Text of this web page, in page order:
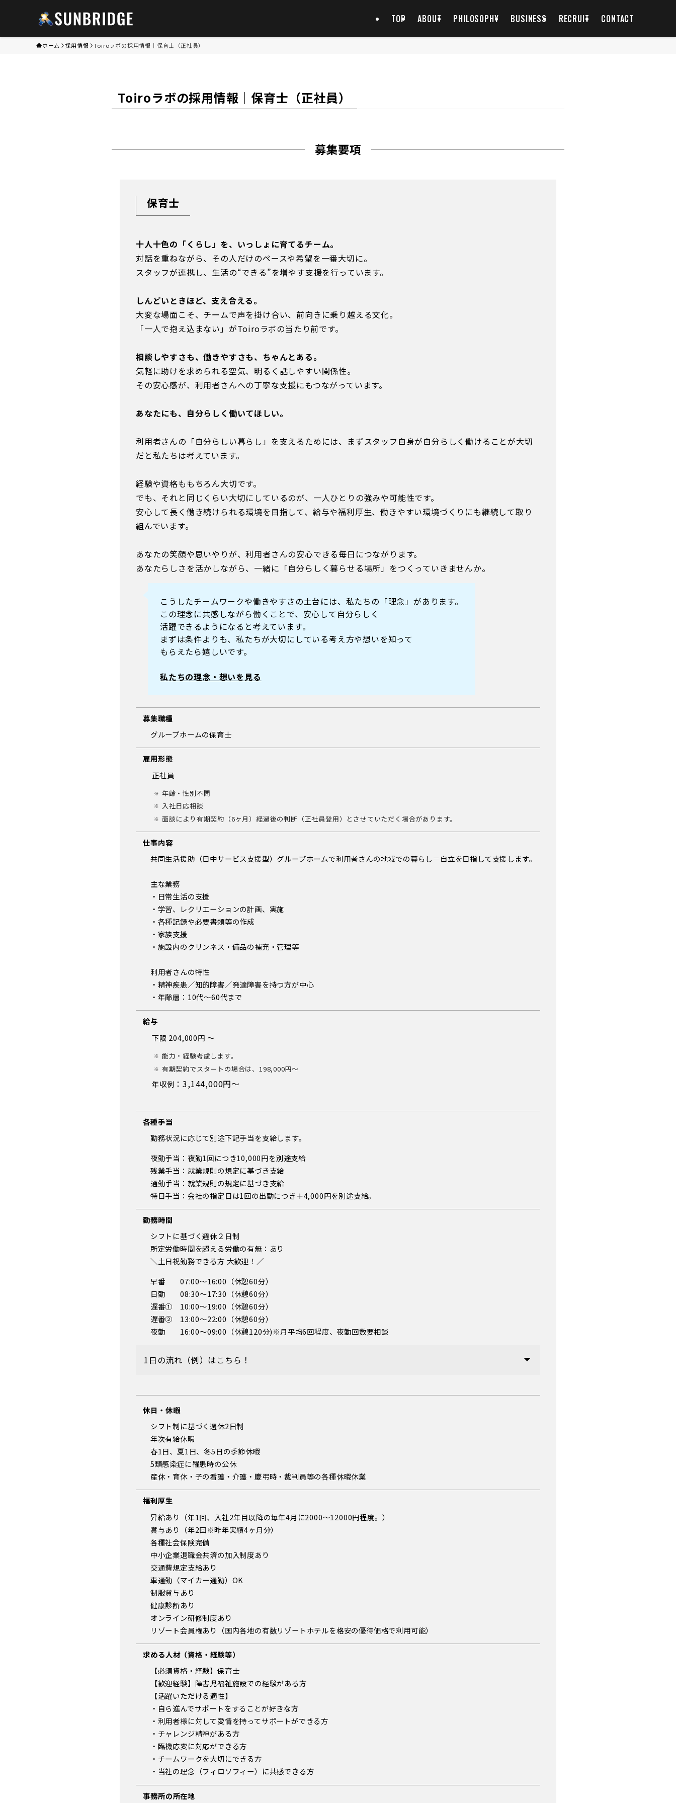
TOP ABOUT PHILOSOPHY BUSINESS RECRUIT CONTACT
ホーム 採用情報 Toiroラボの採用情報｜保育士（正社員）
Toiroラボの採用情報｜保育士（正社員）
募集要項
保育士
十人十色の「くらし」を、いっしょに育てるチーム。
対話を重ねながら、その人だけのペースや希望を一番大切に。
スタッフが連携し、生活の“できる”を増やす支援を行っています。
しんどいときほど、支え合える。
大変な場面こそ、チームで声を掛け合い、前向きに乗り越える文化。
「一人で抱え込まない」がToiroラボの当たり前です。
相談しやすさも、働きやすさも、ちゃんとある。
気軽に助けを求められる空気、明るく話しやすい関係性。
その安心感が、利用者さんへの丁寧な支援にもつながっています。
あなたにも、自分らしく働いてほしい。
利用者さんの「自分らしい暮らし」を支えるためには、まずスタッフ自身が自分らしく働けることが大切
だと私たちは考えています。
経験や資格ももちろん大切です。
でも、それと同じくらい大切にしているのが、一人ひとりの強みや可能性です。
安心して長く働き続けられる環境を目指して、給与や福利厚生、働きやすい環境づくりにも継続して取り
組んでいます。
あなたの笑顔や思いやりが、利用者さんの安心できる毎日につながります。
あなたらしさを活かしながら、一緒に「自分らしく暮らせる場所」をつくっていきませんか。
こうしたチームワークや働きやすさの土台には、私たちの「理念」があります。
この理念に共感しながら働くことで、安心して自分らしく
活躍できるようになると考えています。
まずは条件よりも、私たちが大切にしている考え方や想いを知って
もらえたら嬉しいです。
私たちの理念・想いを見る
募集職種
グループホームの保育士
雇用形態
正社員
年齢・性別不問
入社日応相談
面談により有期契約（6ヶ月）経過後の判断（正社員登用）とさせていただく場合があります。
仕事内容
共同生活援助（日中サービス支援型）グループホームで利用者さんの地域での暮らし＝自立を目指して支援します。
主な業務
・日常生活の支援
・学習、レクリエーションの計画、実施
・各種記録や必要書類等の作成
・家族支援
・施設内のクリンネス・備品の補充・管理等
利用者さんの特性
・精神疾患／知的障害／発達障害を持つ方が中心
・年齢層：10代〜60代まで
給与
下限 204,000円 ～
能力・経験考慮します。
有期契約でスタートの場合は、198,000円～
年収例 ：3,144,000円～
各種手当
勤務状況に応じて別途下記手当を支給します。
夜勤手当：夜勤1回につき10,000円を別途支給
残業手当：就業規則の規定に基づき支給
通勤手当：就業規則の規定に基づき支給
特日手当：会社の指定日は1回の出勤につき＋4,000円を別途支給。
勤務時間
シフトに基づく週休２日制
所定労働時間を超える労働の有無：あり
＼土日祝勤務できる方 大歓迎！／
早番 07:00～16:00（休憩60分）
日勤 08:30～17:30（休憩60分）
遅番① 10:00～19:00（休憩60分）
遅番② 13:00～22:00（休憩60分）
夜勤 16:00～09:00（休憩120分)※月平均6回程度、夜勤回数要相談
1日の流れ（例）はこちら！
休日・休暇
シフト制に基づく週休2日制
年次有給休暇
春1日、夏1日、冬5日の季節休暇
5類感染症に罹患時の公休
産休・育休・子の看護・介護・慶弔時・裁判員等の各種休暇休業
福利厚生
昇給あり（年1回、入社2年目以降の毎年4月に2000〜12000円程度。）
賞与あり（年2回※昨年実績4ヶ月分）
各種社会保険完備
中小企業退職金共済の加入制度あり
交通費規定支給あり
車通勤（マイカー通勤）OK
制服貸与あり
健康診断あり
オンライン研修制度あり
リゾート会員権あり（国内各地の有数リゾートホテルを格安の優待価格で利用可能）
求める人材（資格・経験等）
【必須資格・経験】保育士
【歓迎経験】障害児福祉施設での経験がある方
【活躍いただける適性】
・自ら進んでサポートをすることが好きな方
・利用者様に対して愛情を持ってサポートができる方
・チャレンジ精神がある方
・臨機応変に対応ができる方
・チームワークを大切にできる方
・当社の理念（フィロソフィー）に共感できる方
事務所の所在地